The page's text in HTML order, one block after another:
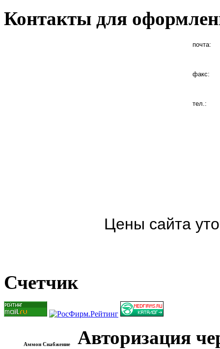
Контакты для
почта:
факс:
тел.:
Цены сайта
Счетчик
Аммон Снабжение
Авторизация